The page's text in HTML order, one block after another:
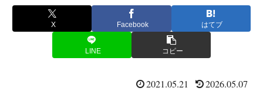
X Facebook はてブ
LINE コピー
2021.05.21 2026.05.07